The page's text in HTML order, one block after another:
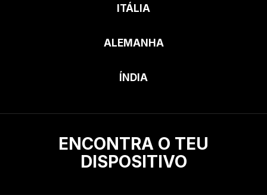
ITÁLIA
ALEMANHA
ÍNDIA
ENCONTRA O TEU
DISPOSITIVO